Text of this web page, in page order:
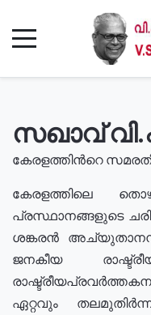
സഖാവ്
കേരളത്തിൻറെ
കേരളത്തിലെ
പ്രസ്ഥാനങ്ങളുടെ
ശങ്കരൻ
ജനകീയ
ഏറ്റവും